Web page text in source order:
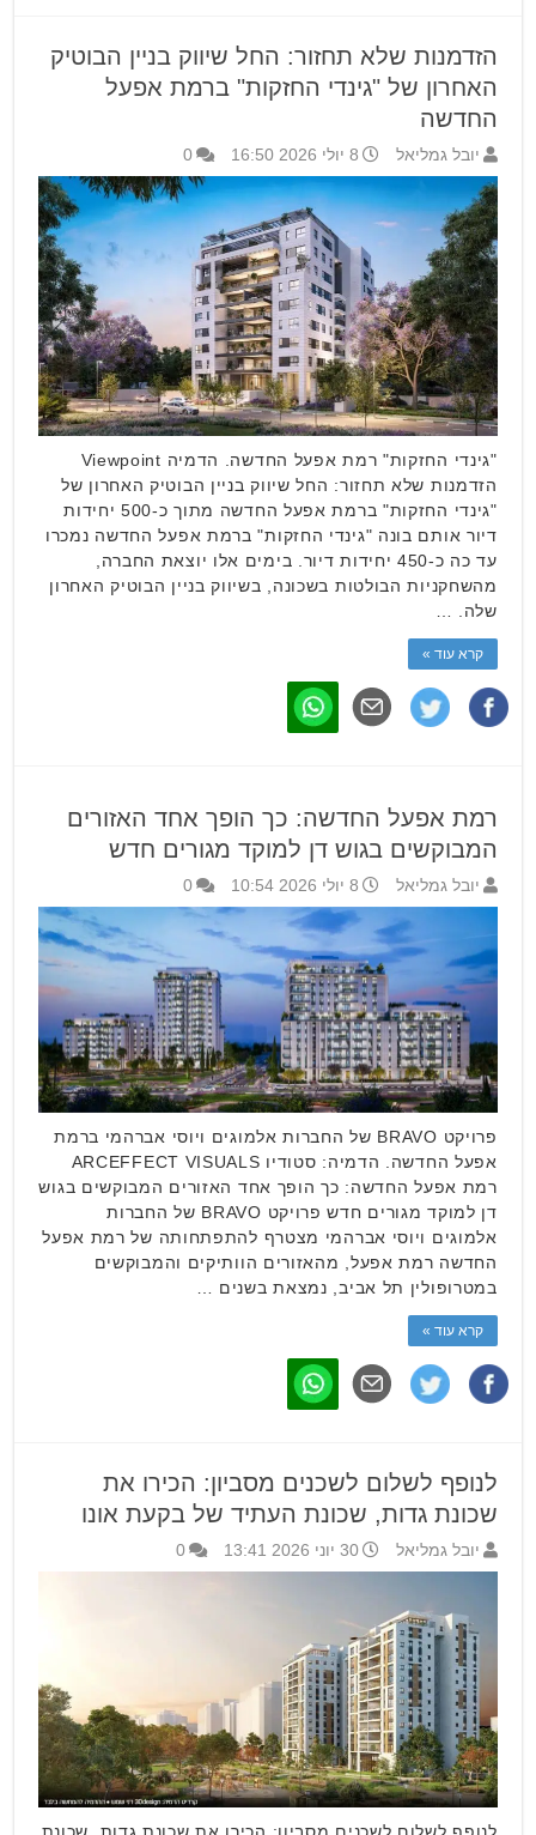
הזדמנות שלא תחזור: החל שיווק בניין הבוטיק
האחרון של "גינדי החזקות" ברמת אפעל
החדשה
יובל גמליאל 8 יולי 2026 16:50 0
"גינדי החזקות" רמת אפעל החדשה. הדמיה Viewpoint
הזדמנות שלא תחזור: החל שיווק בניין הבוטיק האחרון של
"גינדי החזקות" ברמת אפעל החדשה מתוך כ-500 יחידות
דיור אותם בונה "גינדי החזקות" ברמת אפעל החדשה נמכרו
עד כה כ-450 יחידות דיור. בימים אלו יוצאת החברה,
מהשחקניות הבולטות בשכונה, בשיווק בניין הבוטיק האחרון
שלה. …
קרא עוד »
רמת אפעל החדשה: כך הופך אחד האזורים
המבוקשים בגוש דן למוקד מגורים חדש
יובל גמליאל 8 יולי 2026 10:54 0
פרויקט BRAVO של החברות אלמוגים ויוסי אברהמי ברמת
אפעל החדשה. הדמיה: סטודיו ARCEFFECT VISUALS
רמת אפעל החדשה: כך הופך אחד האזורים המבוקשים בגוש
דן למוקד מגורים חדש פרויקט BRAVO של החברות
אלמוגים ויוסי אברהמי מצטרף להתפתחותה של רמת אפעל
החדשה רמת אפעל, מהאזורים הוותיקים והמבוקשים
במטרופולין תל אביב, נמצאת בשנים …
קרא עוד »
לנופף לשלום לשכנים מסביון: הכירו את
שכונת גדות, שכונת העתיד של בקעת אונו
יובל גמליאל 30 יוני 2026 13:41 0
לנופף לשלום לשכנים מסביון: הכירו את שכונת גדות, שכונת